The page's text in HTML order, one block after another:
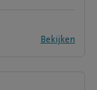
Bekijken